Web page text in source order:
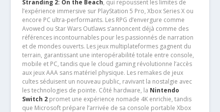
Stranding 2: On the Beach, qui repoussent les limites de
l’expérience immersive sur PlayStation 5 Pro, Xbox Series X ou
encore PC ultra-performants. Les RPG d’envergure comme
Avowed ou Star Wars Outlaws s’annoncent déjà comme des
références incontournables pour les passionnés de narration
et de mondes ouverts. Les jeux multiplateformes gagnent du
terrain, garantissant une interopérabilité totale entre console,
mobile et PC, tandis que le cloud gaming révolutionne l’accès
aux jeux AAA sans matériel physique. Les remakes de jeux
cultes séduisent un nouveau public, ravivant la nostalgie avec
les technologies de pointe. Côté hardware, la Nintendo
Switch 2promet une expérience nomade 4K enrichie, tandis
que Microsoft prépare l’arrivée de sa console portable Xbox